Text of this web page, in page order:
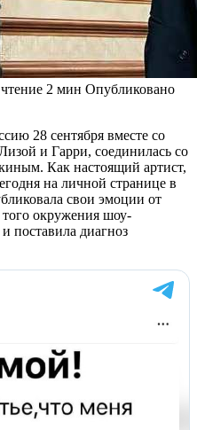
2 мин Опубликовано
28 сентября вместе со
и Гарри, соединилась со
Как настоящий артист,
на личной странице в
свои эмоции от
того окружения шоу-
поставила диагноз